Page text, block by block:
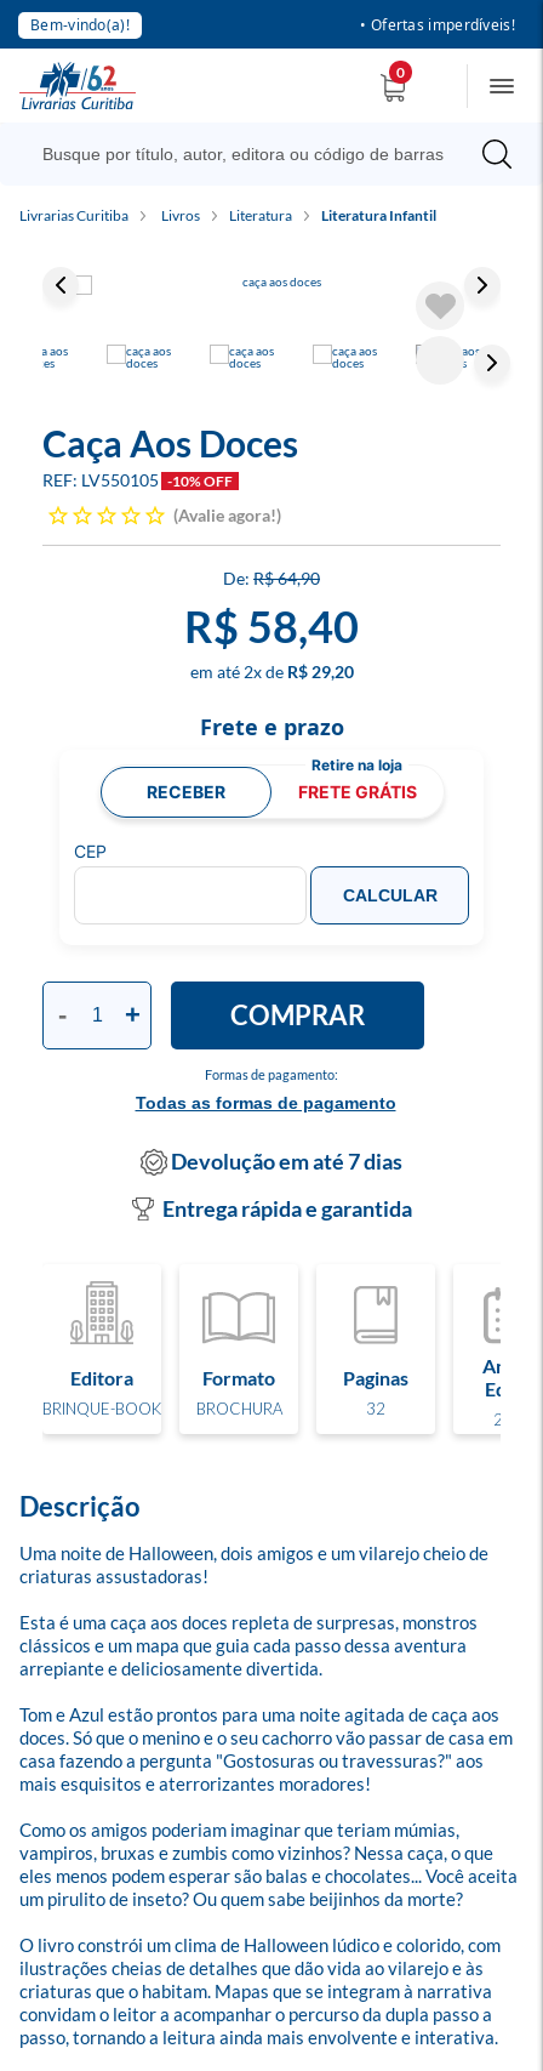
Bem-vindo(a)! • Ofertas imperdíveis!
0
Livrarias Curitiba Livros Literatura Literatura Infantil
Caça Aos Doces
LV550105 -10% OFF
Avalie agora!
R$ 64,90
R$ 58,40
2x R$ 29,20
Formas de pagamento:
Todas as formas de pagamento
- + COMPRAR
Frete e prazo
RECEBER FRETE GRÁTIS
CEP
CALCULAR
Devolução em até 7 dias
Entrega rápida e garantida
Editora
BRINQUE-BOOK
Formato
BROCHURA
Paginas
32
Ano de
Edição
2026
Descrição
Uma noite de Halloween, dois amigos e um vilarejo cheio de
criaturas assustadoras!
Esta é uma caça aos doces repleta de surpresas, monstros
clássicos e um mapa que guia cada passo dessa aventura
arrepiante e deliciosamente divertida.
Tom e Azul estão prontos para uma noite agitada de caça aos
doces. Só que o menino e o seu cachorro vão passar de casa em
casa fazendo a pergunta "Gostosuras ou travessuras?" aos
mais esquisitos e aterrorizantes moradores!
Como os amigos poderiam imaginar que teriam múmias,
vampiros, bruxas e zumbis como vizinhos? Nessa caça, o que
eles menos podem esperar são balas e chocolates... Você aceita
um pirulito de inseto? Ou quem sabe beijinhos da morte?
O livro constrói um clima de Halloween lúdico e colorido, com
ilustrações cheias de detalhes que dão vida ao vilarejo e às
criaturas que o habitam. Mapas que se integram à narrativa
convidam o leitor a acompanhar o percurso da dupla passo a
passo, tornando a leitura ainda mais envolvente e interativa.